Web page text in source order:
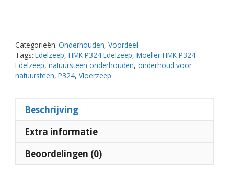
HMK
Edelzeep
aantal
Categorieën: Onderhouden, Voordeel
Tags: Edelzeep, HMK P324 Edelzeep, Moeller HMK P324
Edelzeep, natuursteen onderhouden, onderhoud voor
natuursteen, P324, Vloerzeep
Beschrijving
Extra informatie
Beoordelingen (0)